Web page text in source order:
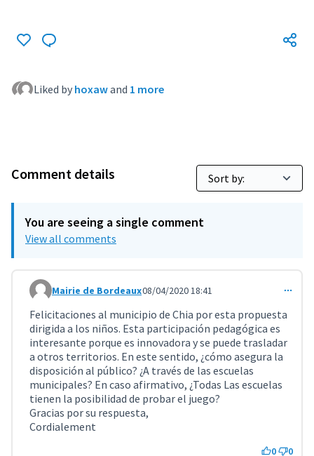
Liked by hoxawand 1 more
Comment details
You are seeing a single comment
View all comments
Comment 1038
Mairie de Bordeaux08/04/2020 18:41
Felicitaciones al municipio de Chia por esta propuesta
dirigida a los niños. Esta participación pedagógica es
interesante porque es innovadora y se puede trasladar
a otros territorios. En este sentido, ¿cómo asegura la
disposición al público? ¿A través de las escuelas
municipales? En caso afirmativo, ¿Todas Las escuelas
tienen la posibilidad de probar el juego?
Gracias por su respuesta,
Cordialement
0 0